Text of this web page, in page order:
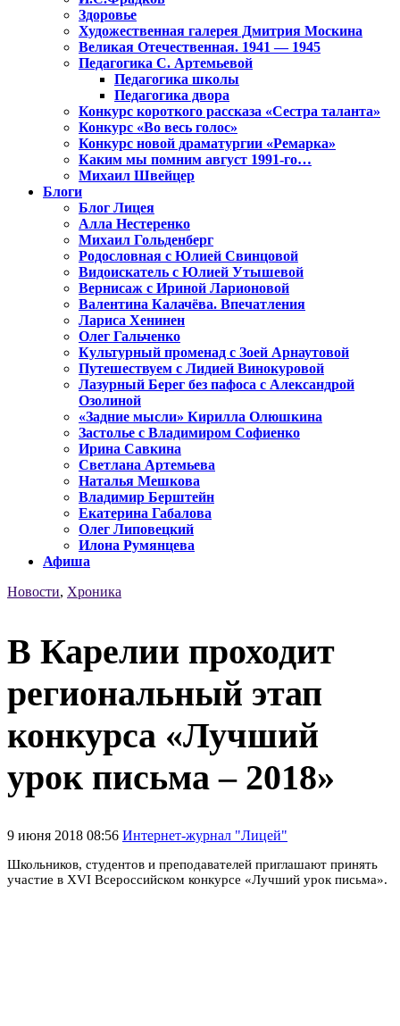
Здоровье
Художественная галерея Дмитрия Москина
Великая Отечественная. 1941 — 1945
Педагогика С. Артемьевой
Педагогика школы
Педагогика двора
Конкурс короткого рассказа «Сестра таланта»
Конкурс «Во весь голос»
Конкурс новой драматургии «Ремарка»
Каким мы помним август 1991-го…
Михаил Швейцер
Блоги
Блог Лицея
Алла Нестеренко
Михаил Гольденберг
Родословная с Юлией Свинцовой
Видоискатель с Юлией Утышевой
Вернисаж с Ириной Ларионовой
Валентина Калачёва. Впечатления
Лариса Хенинен
Олег Гальченко
Культурный променад с Зоей Арнаутовой
Путешествуем с Лидией Винокуровой
Лазурный Берег без пафоса с Александрой
Озолиной
«Задние мысли» Кирилла Олюшкина
Застолье с Владимиром Софиенко
Ирина Савкина
Светлана Артемьева
Наталья Мешкова
Владимир Берштейн
Екатерина Габалова
Олег Липовецкий
Илона Румянцева
Афиша
Новости, Хроника
В Карелии проходит
региональный этап
конкурса «Лучший
урок письма – 2018»
9 июня 2018 08:56 Интернет-журнал "Лицей"
Школьников, студентов и преподавателей приглашают принять
участие в XVI Всероссийском конкурсе «Лучший урок письма».